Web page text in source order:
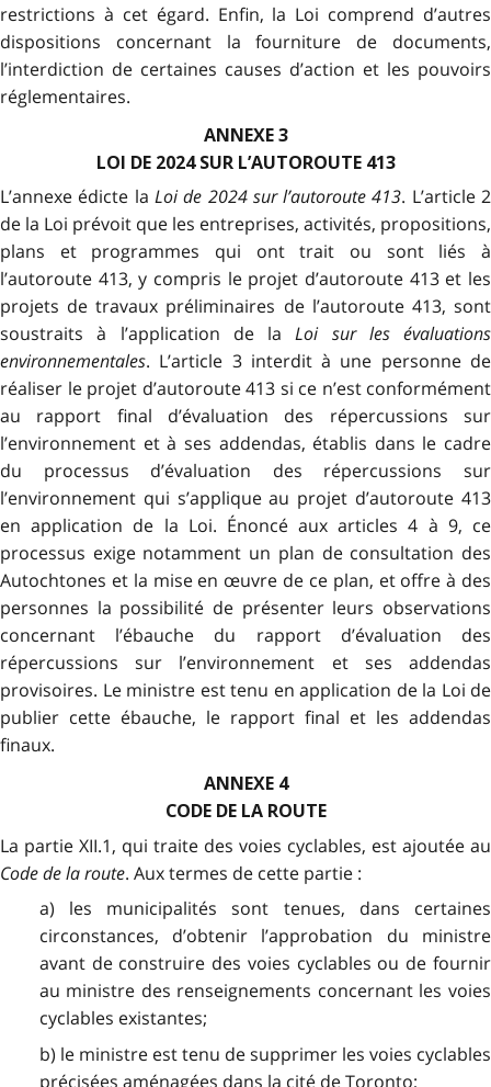
restrictions à cet égard. Enfin, la Loi comprend d’autres
dispositions concernant la fourniture de documents,
l’interdiction de certaines causes d’action et les pouvoirs
réglementaires.
ANNEXE 3
LOI DE 2024 SUR L’AUTOROUTE 413
L’annexe édicte la Loi de 2024 sur l’autoroute 413. L’article 2
de la Loi prévoit que les entreprises, activités, propositions,
plans et programmes qui ont trait ou sont liés à
l’autoroute 413, y compris le projet d’autoroute 413 et les
projets de travaux préliminaires de l’autoroute 413, sont
soustraits à l’application de laLoi sur les évaluations
environnementales. L’article 3 interdit à une personne de
réaliser le projet d’autoroute 413 si ce n’est conformément
au rapport final d’évaluation des répercussions sur
l’environnement et à ses addendas, établis dans le cadre
du processus d’évaluation des répercussions sur
l’environnement qui s’applique au projet d’autoroute 413
en application de la Loi. Énoncé aux articles 4 à 9, ce
processus exige notamment un plan de consultation des
Autochtones et la mise en œuvre de ce plan, et offre à des
personnes la possibilité de présenter leurs observations
concernant l’ébauche du rapport d’évaluation des
répercussions sur l’environnement et ses addendas
provisoires. Le ministre est tenu en application de la Loi de
publier cette ébauche, le rapport final et les addendas
finaux.
ANNEXE 4
CODE DE LA ROUTE
La partie XII.1, qui traite des voies cyclables, est ajoutée au
Code de la route. Aux termes de cette partie :
a) les municipalités sont tenues, dans certaines
circonstances, d’obtenir l’approbation du ministre
avant de construire des voies cyclables ou de fournir
au ministre des renseignements concernant les voies
cyclables existantes;
b) le ministre est tenu de supprimer les voies cyclables
précisées aménagées dans la cité de Toronto;